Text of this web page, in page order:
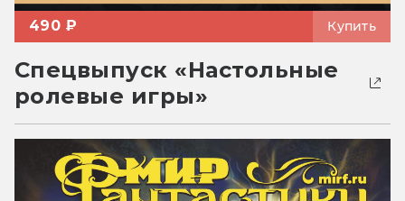
490 ₽ Купить
Спецвыпуск «Настольные
ролевые игры»